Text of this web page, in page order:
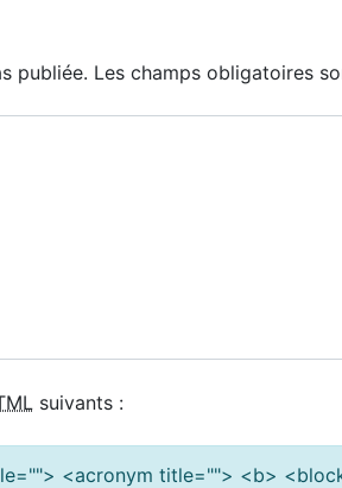
publiée. Les champs obligatoires
suivants :
<acronym title=""> <b>